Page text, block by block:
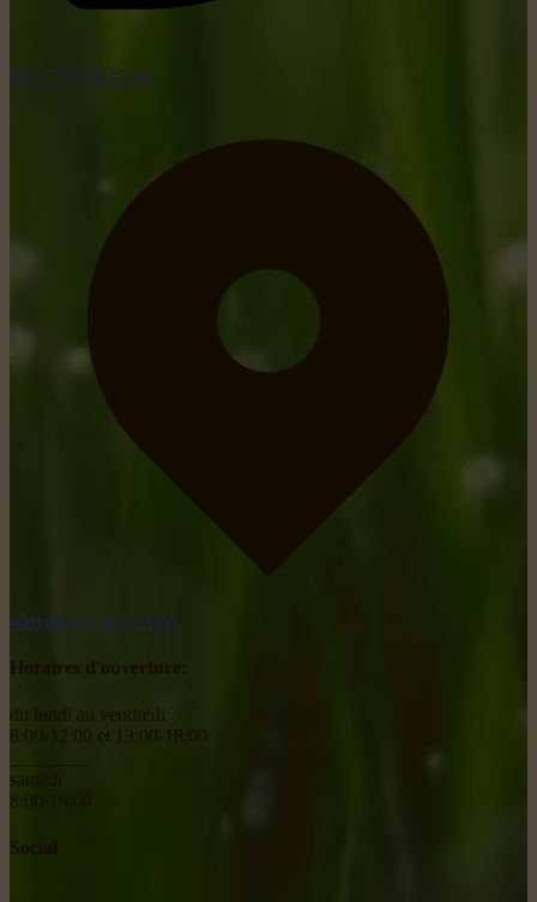
tel: +352 26 15 26
obtenir un itinéraire
Horaires d'ouverture:
du lundi au vendredi
8:00-12:00 et 13:00-18:00
samedi
8:00-18:00
Social